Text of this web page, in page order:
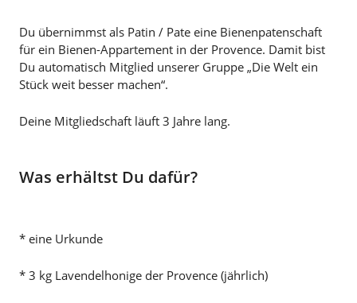
Du übernimmst als Patin / Pate eine Bienenpatenschaft
für ein Bienen-Appartement in der Provence. Damit bist
Du automatisch Mitglied unserer Gruppe „Die Welt ein
Stück weit besser machen“.
Deine Mitgliedschaft läuft 3 Jahre lang.
Was erhältst Du dafür?
* eine Urkunde
* 3 kg Lavendelhonige der Provence (jährlich)